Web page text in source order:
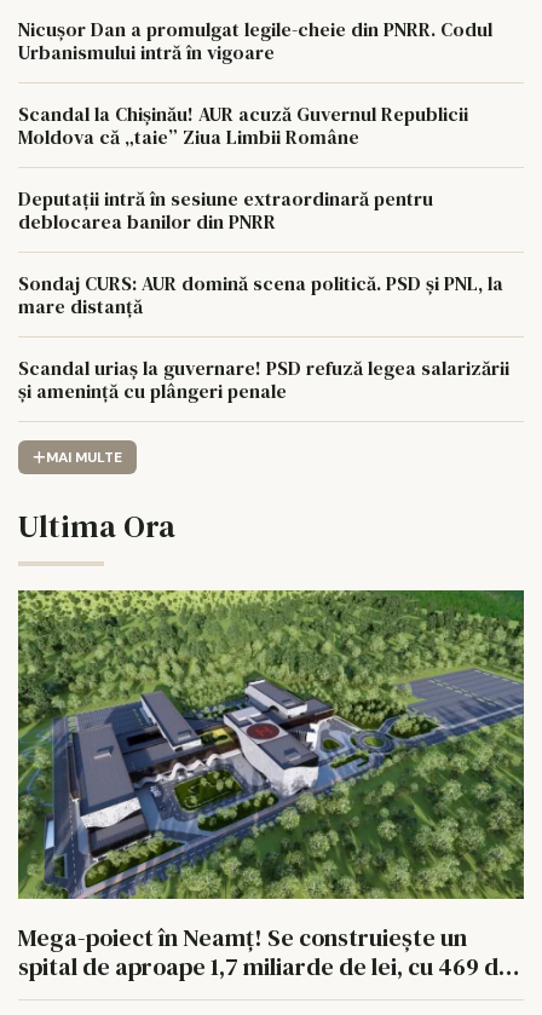
Nicușor Dan a promulgat legile-cheie din PNRR. Codul
Urbanismului intră în vigoare
Scandal la Chișinău! AUR acuză Guvernul Republicii
Moldova că „taie” Ziua Limbii Române
Deputații intră în sesiune extraordinară pentru
deblocarea banilor din PNRR
Sondaj CURS: AUR domină scena politică. PSD și PNL, la
mare distanță
Scandal uriaș la guvernare! PSD refuză legea salarizării
și amenință cu plângeri penale
MAI MULTE
Ultima Ora
Mega-poiect în Neamț! Se construiește un
spital de aproape 1,7 miliarde de lei, cu 469 de
paturi